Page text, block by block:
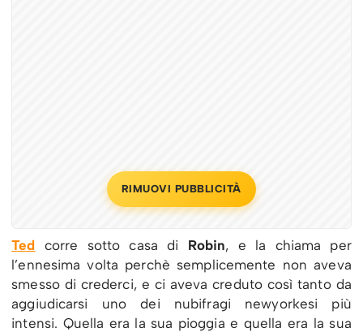
RIMUOVI PUBBLICITÀ
Ted corre sotto casa di Robin, e la chiama per
l’ennesima volta perchè semplicemente non aveva
smesso di crederci, e ci aveva creduto così tanto da
aggiudicarsi uno dei nubifragi newyorkesi più
intensi. Quella era la sua pioggia e quella era la sua